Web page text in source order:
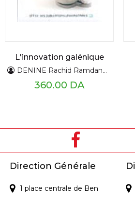
L'innovation galénique
DENINE Rachid Ramdan
360.00 DA
Direction Générale
1 place centrale de Ben